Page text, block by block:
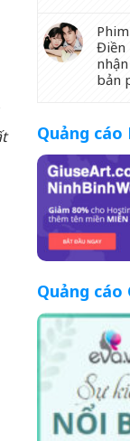
Điền
bản
Quảng
Quảng cáo